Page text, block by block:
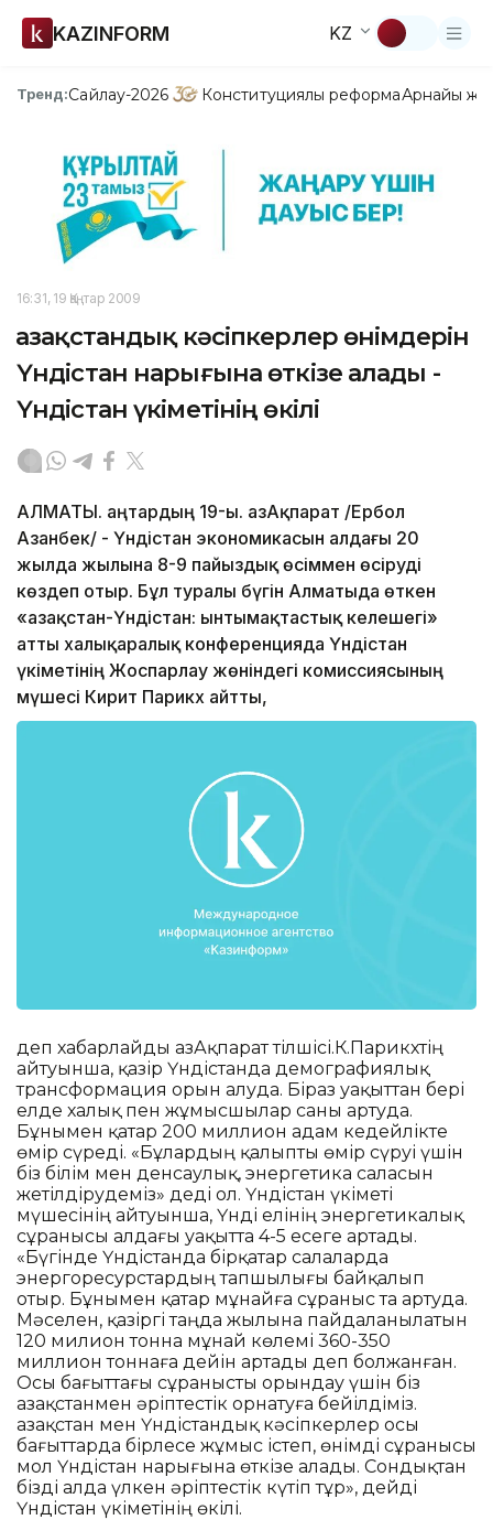
KAZINFORM KZ
Тренд:Сайлау-2026 Конституциялық реформаАрнайы
16:31, 19 Қаңтар 2009
Қазақстандық кәсіпкерлер өнімдерін
Үндістан нарығына өткізе алады -
Үндістан үкіметінің өкілі
АЛМАТЫ. Қаңтардың 19-ы. ҚазАқпарат /Ербол
Азанбек/ - Үндістан экономикасын алдағы 20
жылда жылына 8-9 пайыздық өсіммен өсіруді
көздеп отыр. Бұл туралы бүгін Алматыда өткен
«Қазақстан-Үндістан: ынтымақтастық келешегі»
атты халықаралық конференцияда Үндістан
үкіметінің Жоспарлау жөніндегі комиссиясының
мүшесі Кирит Парикх айтты,
деп хабарлайды ҚазАқпарат тілшісі.К.Парикхтің
айтуынша, қазір Үндістанда демографиялық
трансформация орын алуда. Біраз уақыттан бері
елде халық пен жұмысшылар саны артуда.
Бұнымен қатар 200 миллион адам кедейлікте
өмір сүреді. «Бұлардың қалыпты өмір сүруі үшін
біз білім мен денсаулық, энергетика саласын
жетілдірудеміз» деді ол. Үндістан үкіметі
мүшесінің айтуынша, Үнді елінің энергетикалық
сұранысы алдағы уақытта 4-5 есеге артады.
«Бүгінде Үндістанда бірқатар салаларда
энергоресурстардың тапшылығы байқалып
отыр. Бұнымен қатар мұнайға сұраныс та артуда.
Мәселен, қазіргі таңда жылына пайдаланылатын
120 милион тонна мұнай көлемі 360-350
миллион тоннаға дейін артады деп болжанған.
Осы бағыттағы сұранысты орындау үшін біз
Қазақстанмен әріптестік орнатуға бейілдіміз.
Қазақстан мен Үндістандық кәсіпкерлер осы
бағыттарда бірлесе жұмыс істеп, өнімді сұранысы
мол Үндістан нарығына өткізе алады. Сондықтан
бізді алда үлкен әріптестік күтіп тұр», дейді
Үндістан үкіметінің өкілі.